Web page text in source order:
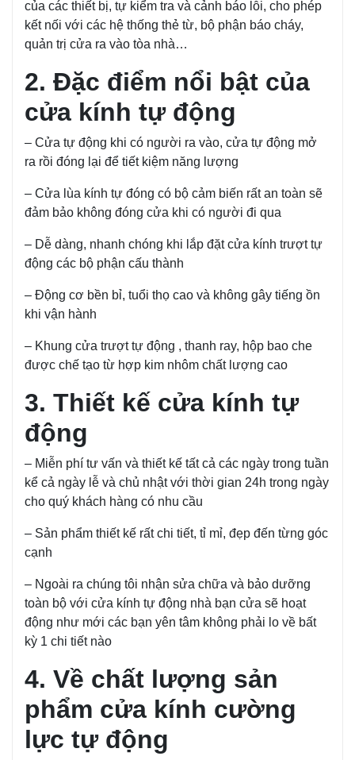
của các thiết bị, tự kiểm tra và cảnh báo lỗi, cho phép
kết nối với các hệ thống thẻ từ, bộ phận báo cháy,
quản trị cửa ra vào tòa nhà…
2. Đặc điểm nổi bật của
cửa kính tự động
– Cửa tự động khi có người ra vào, cửa tự động mở
ra rồi đóng lại để tiết kiệm năng lượng
– Cửa lùa kính tự đóng có bộ cảm biến rất an toàn sẽ
đảm bảo không đóng cửa khi có người đi qua
– Dễ dàng, nhanh chóng khi lắp đặt cửa kính trượt tự
động các bộ phận cấu thành
– Động cơ bền bỉ, tuổi thọ cao và không gây tiếng ồn
khi vận hành
– Khung cửa trượt tự động , thanh ray, hộp bao che
được chế tạo từ hợp kim nhôm chất lượng cao
3. Thiết kế cửa kính tự
động
– Miễn phí tư vấn và thiết kế tất cả các ngày trong tuần
kể cả ngày lễ và chủ nhật với thời gian 24h trong ngày
cho quý khách hàng có nhu cầu
– Sản phẩm thiết kế rất chi tiết, tỉ mỉ, đẹp đến từng góc
cạnh
– Ngoài ra chúng tôi nhận sửa chữa và bảo dưỡng
toàn bộ với cửa kính tự động nhà bạn cửa sẽ hoạt
động như mới các bạn yên tâm không phải lo về bất
kỳ 1 chi tiết nào
4. Về chất lượng sản
phẩm cửa kính cường
lực tự động